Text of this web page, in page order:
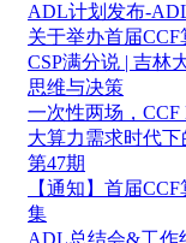
ADL计划发布-
关于举办首届
CSP满分说 | 吉林
思维与决策
一次性两场，CCF
大算力需求时代
第47期
【通知】首届
集
ADL总结会&工作